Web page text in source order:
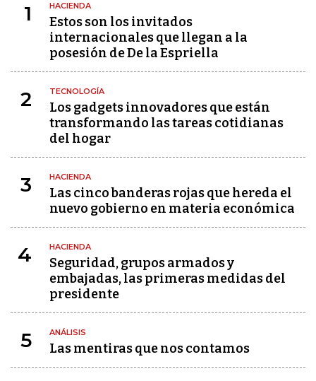
1 HACIENDA
Estos son los invitados
internacionales que llegan a la
posesión de De la Espriella
2 TECNOLOGÍA
Los gadgets innovadores que están
transformando las tareas cotidianas
del hogar
3 HACIENDA
Las cinco banderas rojas que hereda el
nuevo gobierno en materia económica
4 HACIENDA
Seguridad, grupos armados y
embajadas, las primeras medidas del
presidente
5 ANÁLISIS
Las mentiras que nos contamos